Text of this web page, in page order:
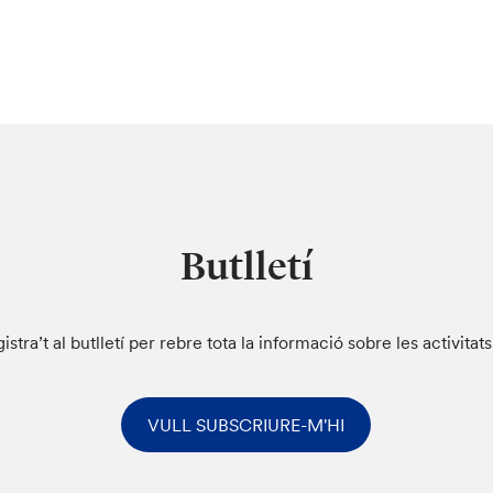
Butlletí
al butlletí per rebre tota la informació sobre les
VULL SUBSCRIURE-M'HI